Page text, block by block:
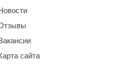
сайта